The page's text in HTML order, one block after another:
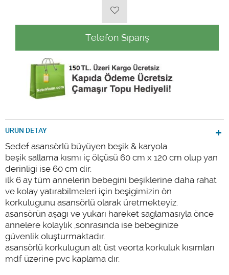
Telefon Sipariş
ÜRÜN DETAY
Sedef asansörlü büyüyen beşik & karyola
beşik sallama kısmı iç ölçüsü 60 cm x 120 cm olup yan
derinligi ise 60 cm dir.
ilk 6 ay tüm annelerin bebegini beşiklerine daha rahat
ve kolay yatırabilmeleri için beşigimizin ön
korkulugunu asansörlü olarak üretmekteyiz.
asansörün aşagı ve yukarı hareket saglamasıyla önce
annelere kolaylık ,sonrasında ise bebeginize
güvenlik oluşturmaktadır.
asansörlü korkulugun alt üst veorta korkuluk kısımları
mdf üzerine pvc kaplama dır.